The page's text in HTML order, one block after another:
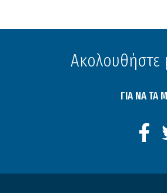
Ακολουθήστε
ΓΙΑ ΝΑ ΤΑ